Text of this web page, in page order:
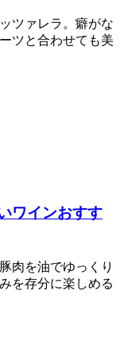
ツァレラ。癖がな
ツと合わせても美
ワインおすす
肉を油でゆっくり
を存分に楽しめる